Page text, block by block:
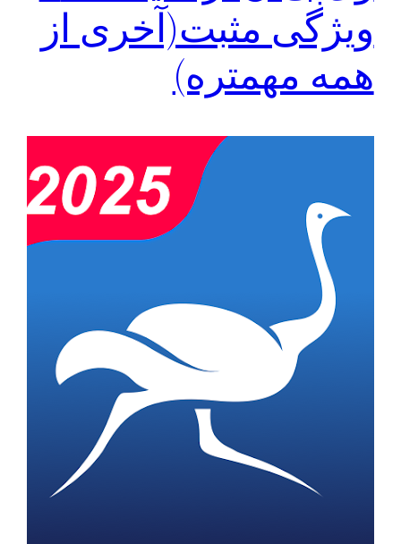
ویژگی مثبت(آخری از
همه مهمتره)